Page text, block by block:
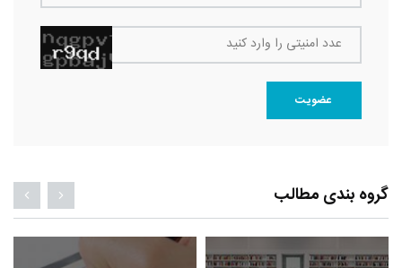
عدد امنیتی را وارد کنید
عضویت
گروه بندی مطالب